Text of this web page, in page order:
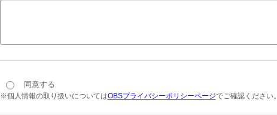
同意する
※個人情報の取り扱いについてはOBSプライバシーポリシーページでご確認ください。